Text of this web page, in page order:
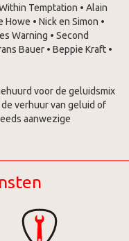
Temptation • Alain
Howe • Nick en Simon •
Warning • Second
Bauer • Beppie Kraft •
voor de geluidsmix
verhuur van geluid of
aanwezige